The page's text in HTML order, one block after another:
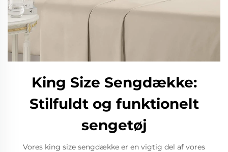
King Size Sengdække:
Stilfuldt og funktionelt
sengetøj
Vores king size sengdække er en vigtig del af vores